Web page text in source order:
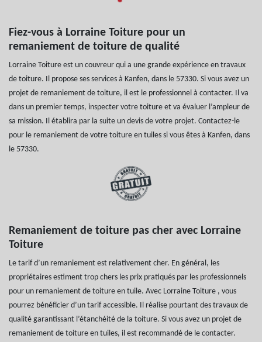
Fiez-vous à Lorraine Toiture pour un
remaniement de toiture de qualité
Lorraine Toiture est un couvreur qui a une grande expérience en travaux
de toiture. Il propose ses services à Kanfen, dans le 57330. Si vous avez un
projet de remaniement de toiture, il est le professionnel à contacter. Il va
dans un premier temps, inspecter votre toiture et va évaluer l’ampleur de
sa mission. Il établira par la suite un devis de votre projet. Contactez-le
pour le remaniement de votre toiture en tuiles si vous êtes à Kanfen, dans
le 57330.
Remaniement de toiture pas cher avec Lorraine
Toiture
Le tarif d’un remaniement est relativement cher. En général, les
propriétaires estiment trop chers les prix pratiqués par les professionnels
pour un remaniement de toiture en tuile. Avec Lorraine Toiture , vous
pourrez bénéficier d’un tarif accessible. Il réalise pourtant des travaux de
qualité garantissant l’étanchéité de la toiture. Si vous avez un projet de
remaniement de toiture en tuiles, il est recommandé de le contacter.